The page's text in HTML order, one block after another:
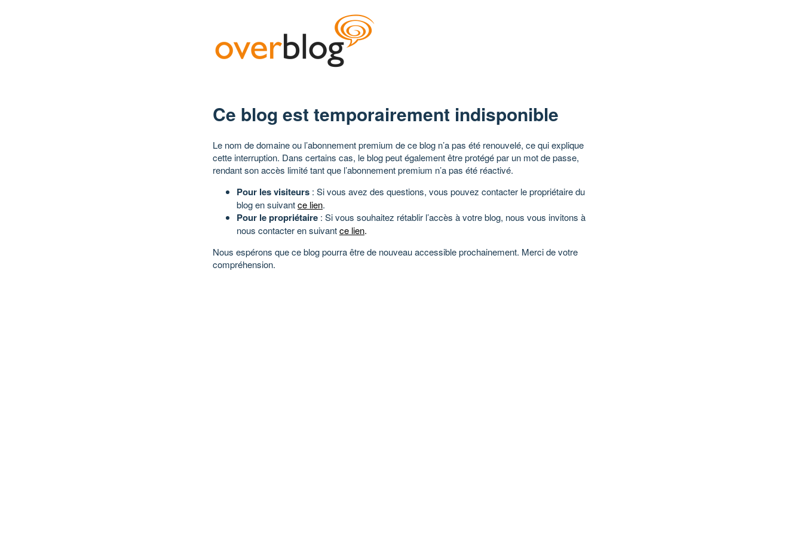
Ce blog est temporairement indisponible
Le nom de domaine ou l’abonnement premium de ce blog n’a pas été renouvelé, ce qui explique
cette interruption. Dans certains cas, le blog peut également être protégé par un mot de passe,
rendant son accès limité tant que l’abonnement premium n’a pas été réactivé.
Pour les visiteurs : Si vous avez des questions, vous pouvez contacter le propriétaire du
blog en suivantce lien.
Pour le propriétaire : Si vous souhaitez rétablir l’accès à votre blog, nous vous invitons à
nous contacter en suivantce lien.
Nous espérons que ce blog pourra être de nouveau accessible prochainement. Merci de votre
compréhension.